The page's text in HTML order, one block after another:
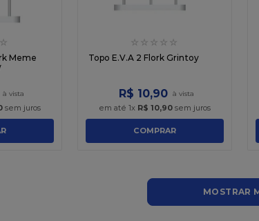
☆
Meme
sem juros
☆ ☆ ☆ ☆ ☆
Topo E.V.A 2 Flork Grintoy
R$ 10,90
em até 1x R$ 10,90 sem juros
COMPRAR
MOSTRAR